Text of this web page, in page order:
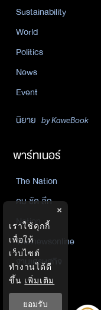
Sustainability
World
Politics
News
Event
นิยาย by KaweBook
พาร์ทเนอร์
The Nation
คม ชัด ลึก
Nation
Thainewsonline
ฐานเศรษฐกิจ
×
เราใช้คุกกี้
เพื่อให้
เว็บไซต์
ทำงานได้ดี
ขึ้น เพิ่มเติม
ยอมรับ